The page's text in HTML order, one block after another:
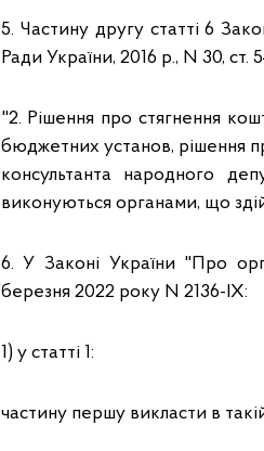
5. Частину другу статті 6
Ради України, 2016 р., N 30, ст.
"2. Рішення про стягнення
бюджетних установ, рішення
консультанта народного
виконуються органами, що
6. У Законі України "Про
березня 2022 року N 2136-IX:
1) у статті 1:
частину першу викласти в